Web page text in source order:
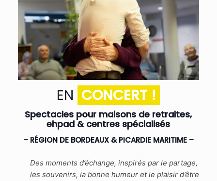
EN CONCERT !
Spectacles pour maisons de retraites,
ehpad & centres spécialisés
– RÉGION DE BORDEAUX & PICARDIE MARITIME –
Des moments d’échange, inspirés par le partage,
les souvenirs, la bonne humeur et le plaisir d’être